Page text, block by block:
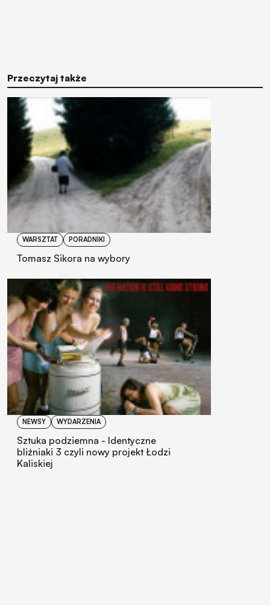
Przeczytaj także
WARSZTAT PORADNIKI
Tomasz Sikora na wybory
NEWSY WYDARZENIA
Sztuka podziemna - Identyczne
bliźniaki 3 czyli nowy projekt Łodzi
Kaliskiej